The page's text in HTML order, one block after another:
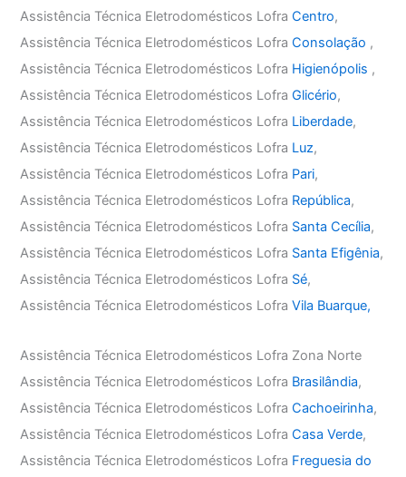
Assistência Técnica Eletrodomésticos LofraCentro,
Assistência Técnica Eletrodomésticos LofraConsolação ,
Assistência Técnica Eletrodomésticos Lofra Higienópolis ,
Assistência Técnica Eletrodomésticos LofraGlicério,
Assistência Técnica Eletrodomésticos Lofra Liberdade,
Assistência Técnica Eletrodomésticos Lofra Luz,
Assistência Técnica Eletrodomésticos Lofra Pari,
Assistência Técnica Eletrodomésticos Lofra República,
Assistência Técnica Eletrodomésticos Lofra Santa Cecília,
Assistência Técnica Eletrodomésticos Lofra Santa Efigênia,
Assistência Técnica Eletrodomésticos Lofra Sé,
Assistência Técnica Eletrodomésticos LofraVila Buarque,
Assistência Técnica Eletrodomésticos Lofra Zona Norte
Assistência Técnica Eletrodomésticos Lofra Brasilândia,
Assistência Técnica Eletrodomésticos LofraCachoeirinha,
Assistência Técnica Eletrodomésticos LofraCasa Verde,
Assistência Técnica Eletrodomésticos Lofra Freguesia do